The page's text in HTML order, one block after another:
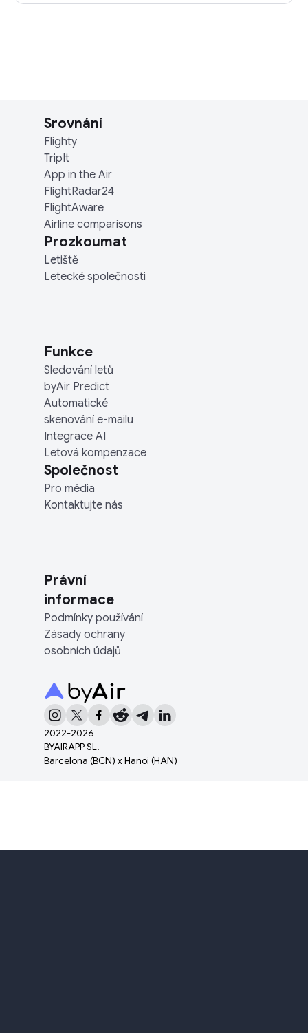
2022-2026
BYAIRAPP SL.
Barcelona (BCN) x Hanoi (HAN)
Srovnání
Flighty
TripIt
App in the Air
FlightRadar24
FlightAware
Airline comparisons
Prozkoumat
Letiště
Letecké společnosti
Funkce
Sledování letů
byAir Predict
Automatické
skenování e-mailu
Integrace AI
Letová kompenzace
Společnost
Pro média
Kontaktujte nás
Právní
informace
Podmínky používání
Zásady ochrany
osobních údajů